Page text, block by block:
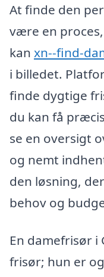
At finde den
være en
kan xn--find-
i billedet.
finde dygtige
du kan få
se en oversigt
og nemt
den løsning,
behov og
En damefrisør i
frisør; hun er